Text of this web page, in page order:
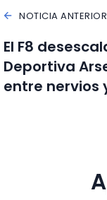
NOTICIA ANTERIOR
El F8
Deportiva
entre nervios